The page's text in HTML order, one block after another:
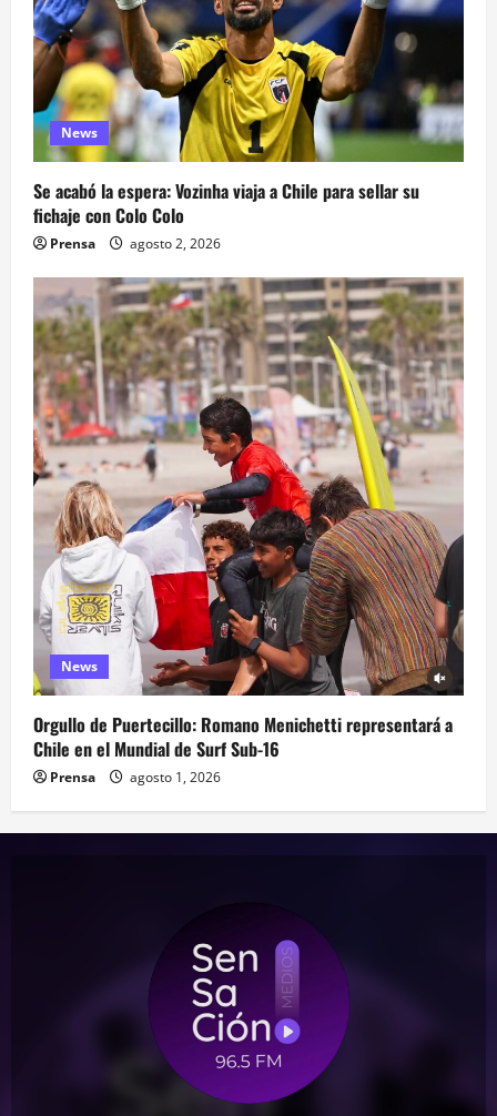
News
Se acabó la espera: Vozinha viaja a Chile para sellar su
fichaje con Colo Colo
Prensa agosto 2, 2026
News
Orgullo de Puertecillo: Romano Menichetti representará a
Chile en el Mundial de Surf Sub-16
Prensa agosto 1, 2026